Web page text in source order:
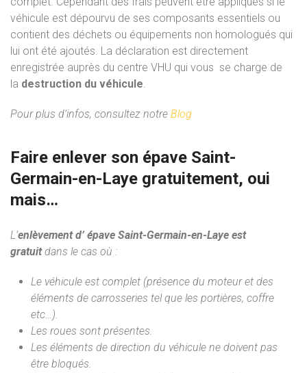
véhicule est dépourvu de ses composants essentiels ou
contient des déchets ou équipements non homologués qui
lui ont été ajoutés. La déclaration est directement
enregistrée auprès du centre VHU qui vous se charge de
la destruction du véhicule.
Pour plus d’infos, consultez notre Blog
Faire enlever son épave Saint-
Germain-en-Laye gratuitement, oui
mais…
L’enlèvement d’ épave Saint-Germain-en-Laye est
gratuitdans le cas où :
Le véhicule est complet (présence du moteur et des
éléments de carrosseries tel que les portières, coffre
etc…).
Les roues sont présentes.
Les éléments de direction du véhicule ne doivent pas
être bloqués.